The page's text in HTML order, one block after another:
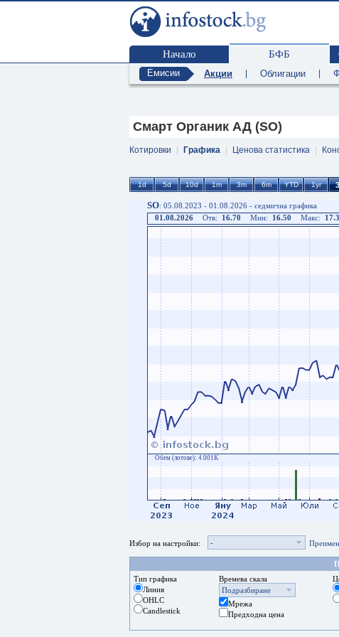
Начало БФБ
Емисии Акции Облигации
Смарт Органик АД (SO)
Котировки Графика Ценова статистика
SO: 05.08.2023 - 01.08.2026 - седмична графика
01.08.2026
Отв: 16.70 Мин: 16.50 Макс:
Обем (лотове): 4.001K
Избор на настройки: -
Тип графика
Линия
OHLC
Candlestick
Времева скала
Подразбиране
Мрежа
Предходна цена